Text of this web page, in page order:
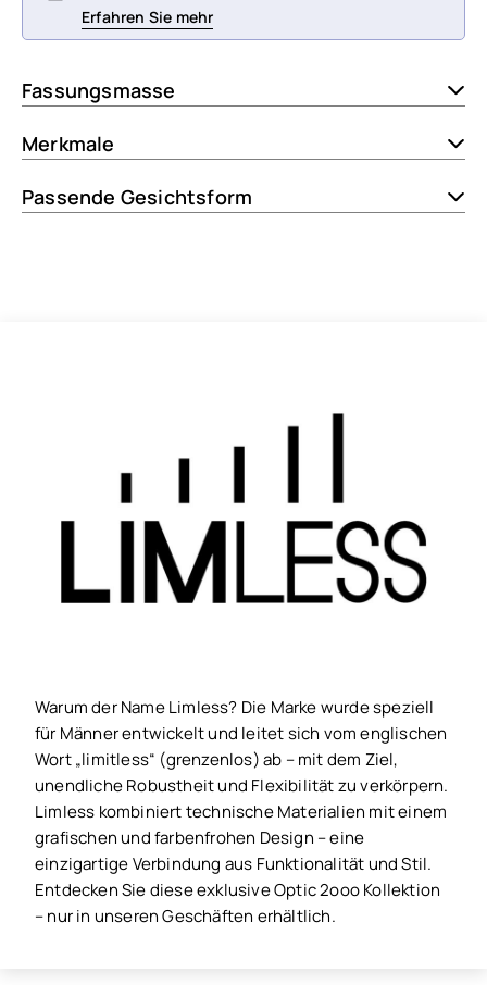
Erfahren Sie mehr
Fassungsmasse
Merkmale
Passende Gesichtsform
Warum der Name Limless? Die Marke wurde speziell
für Männer entwickelt und leitet sich vom englischen
Wort „limitless“ (grenzenlos) ab – mit dem Ziel,
unendliche Robustheit und Flexibilität zu verkörpern.
Limless kombiniert technische Materialien mit einem
grafischen und farbenfrohen Design – eine
einzigartige Verbindung aus Funktionalität und Stil.
Entdecken Sie diese exklusive Optic 2ooo Kollektion
– nur in unseren Geschäften erhältlich.